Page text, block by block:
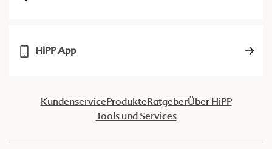
HiPP App
KundenserviceProdukteRatgeberÜber HiPP
Tools und Services